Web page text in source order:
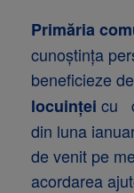
Primăria
cunoștința
beneficieze de
locuinței cu
din luna
de venit pe
acordarea